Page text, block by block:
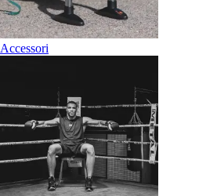
Accessori